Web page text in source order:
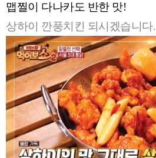
맵찔이 다나카도 반한 맛!
상하이 깐풍치킨 되시겠습니다.